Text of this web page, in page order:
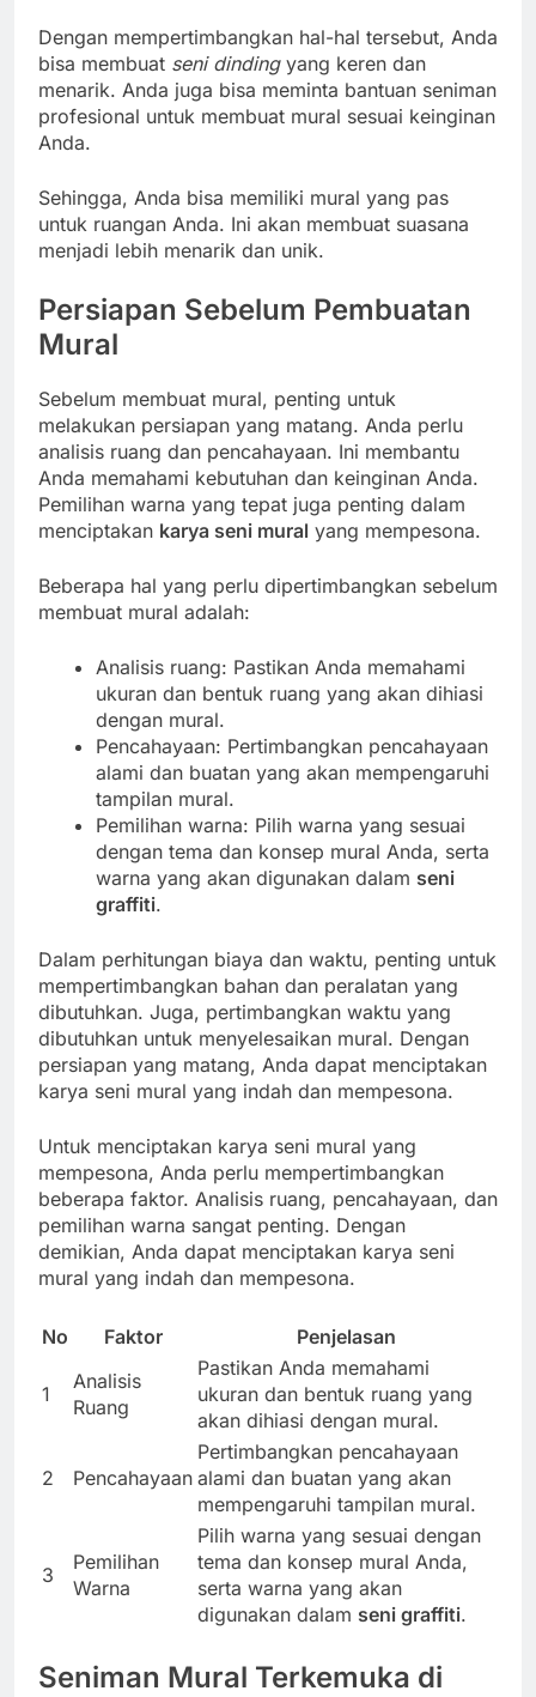
Dengan mempertimbangkan hal-hal tersebut, Anda
bisa membuat seni dindingyang keren dan
menarik. Anda juga bisa meminta bantuan seniman
profesional untuk membuat mural sesuai keinginan
Anda.
Sehingga, Anda bisa memiliki mural yang pas
untuk ruangan Anda. Ini akan membuat suasana
menjadi lebih menarik dan unik.
Persiapan Sebelum Pembuatan
Mural
Sebelum membuat mural, penting untuk
melakukan persiapan yang matang. Anda perlu
analisis ruang dan pencahayaan. Ini membantu
Anda memahami kebutuhan dan keinginan Anda.
Pemilihan warna yang tepat juga penting dalam
menciptakan karya seni mural yang mempesona.
Beberapa hal yang perlu dipertimbangkan sebelum
membuat mural adalah:
Analisis ruang: Pastikan Anda memahami
ukuran dan bentuk ruang yang akan dihiasi
dengan mural.
Pencahayaan: Pertimbangkan pencahayaan
alami dan buatan yang akan mempengaruhi
tampilan mural.
Pemilihan warna: Pilih warna yang sesuai
dengan tema dan konsep mural Anda, serta
warna yang akan digunakan dalam seni
graffiti.
Dalam perhitungan biaya dan waktu, penting untuk
mempertimbangkan bahan dan peralatan yang
dibutuhkan. Juga, pertimbangkan waktu yang
dibutuhkan untuk menyelesaikan mural. Dengan
persiapan yang matang, Anda dapat menciptakan
karya seni mural yang indah dan mempesona.
Untuk menciptakan karya seni mural yang
mempesona, Anda perlu mempertimbangkan
beberapa faktor. Analisis ruang, pencahayaan, dan
pemilihan warna sangat penting. Dengan
demikian, Anda dapat menciptakan karya seni
mural yang indah dan mempesona.
No Faktor Penjelasan
1
Analisis
Ruang
Pastikan Anda memahami
ukuran dan bentuk ruang yang
akan dihiasi dengan mural.
2 Pencahayaan
Pertimbangkan pencahayaan
alami dan buatan yang akan
mempengaruhi tampilan mural.
3
Pemilihan
Warna
Pilih warna yang sesuai dengan
tema dan konsep mural Anda,
serta warna yang akan
digunakan dalam seni graffiti.
Seniman Mural Terkemuka di